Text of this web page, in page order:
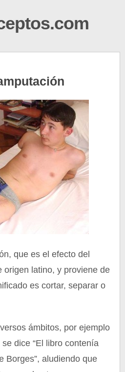
que es el efecto del
origen latino, y proviene de
es cortar, separar o
ámbitos, por ejemplo
dice “El libro contenía
Borges”, aludiendo que